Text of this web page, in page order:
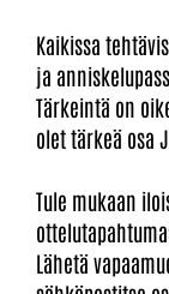
Kaikissa
ja
Tärkeintä on
olet tärkeä osa
Tule mukaan
Lähetä